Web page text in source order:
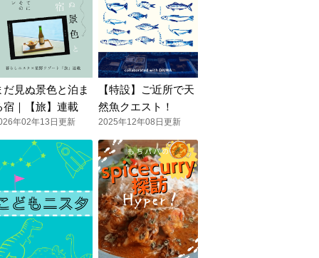
だ見ぬ景色と泊ま
宿｜【旅】連載
年02年13日更新
【特設】ご近所で天
然魚クエスト！
2025年12年08日更新